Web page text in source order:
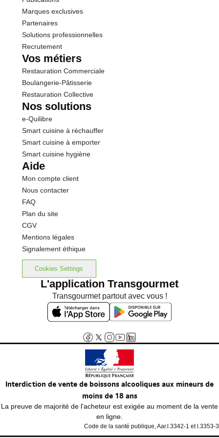
Marques exclusives
Partenaires
Solutions professionnelles
Recrutement
Vos métiers
Restauration Commerciale
Boulangerie-Pâtisserie
Restauration Collective
Nos solutions
e-Quilibre
Smart cuisine à réchauffer
Smart cuisine à emporter
Smart cuisine hygiène
Aide
Mon compte client
Nous contacter
FAQ
Plan du site
CGV
Mentions légales
Signalement éthique
Cookies Settings
L'application Transgourmet
Transgourmet partout avec vous !
Interdiction de vente de boissons alcooliques aux mineurs de
moins de 18 ans
La preuve de majorité de l'acheteur est exigée au moment de la vente
en ligne.
Code de la santé publique, Aar.l.3342-1 et l.3353-3